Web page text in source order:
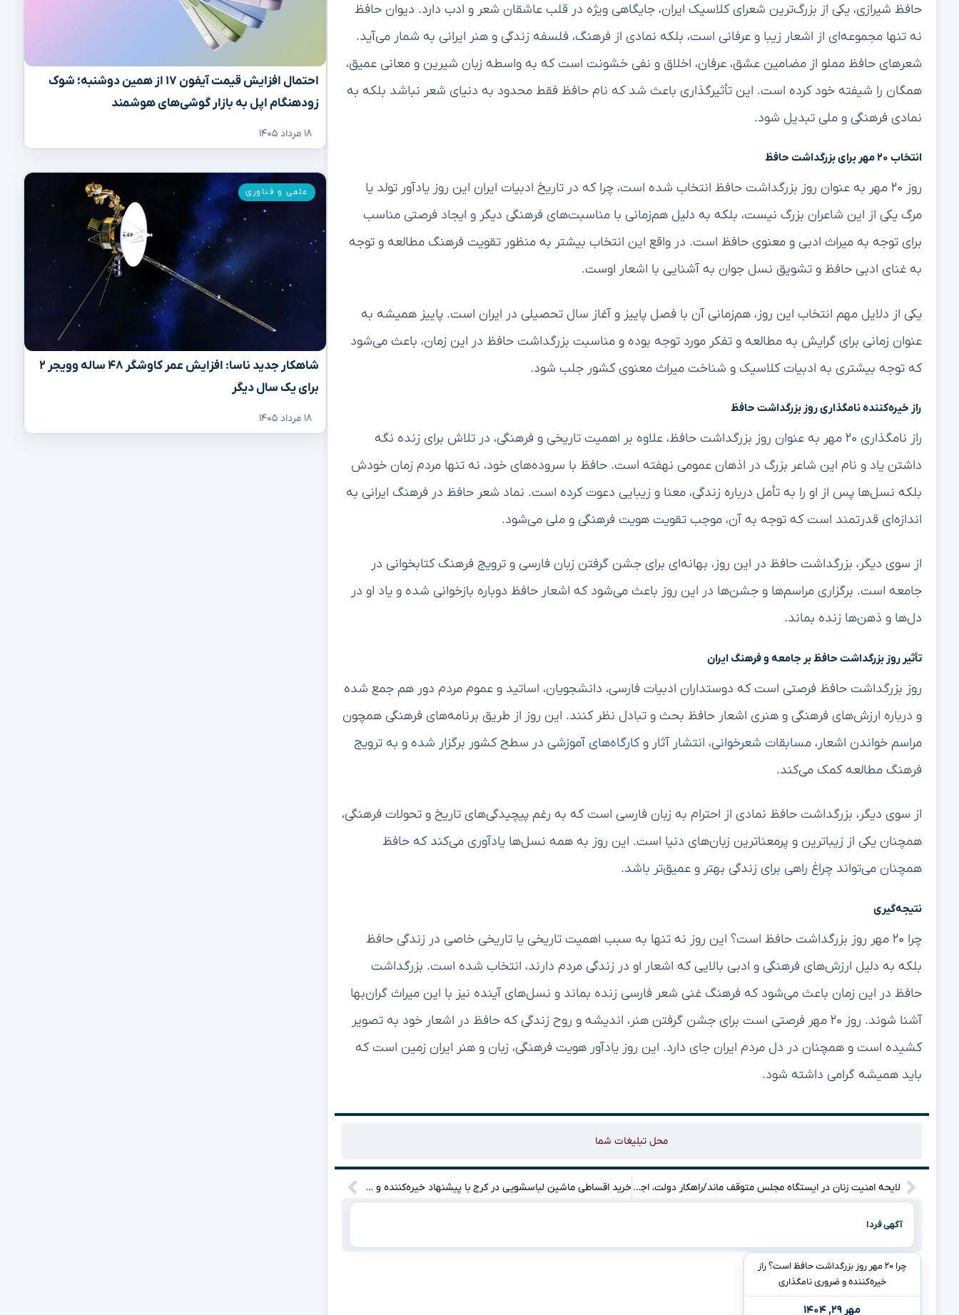
احتمال افزایش قیمت آیفون ۱۷ از همین دوشنبه؛ شوک
زودهنگام اپل به بازار گوشی‌های هوشمند
۱۸ مرداد ۱۴۰۵
شاهکار جدید ناسا: افزایش عمر کاوشگر ۴۸ ساله وویجر ۲
برای یک سال دیگر
۱۸ مرداد ۱۴۰۵
علمی و فناوری
حافظ شیرازی، یکی از بزرگ‌ترین شعرای کلاسیک ایران، جایگاهی ویژه در قلب عاشقان شعر و ادب دارد. دیوان حافظ
نه تنها مجموعه‌ای از اشعار زیبا و عرفانی است، بلکه نمادی از فرهنگ، فلسفه زندگی و هنر ایرانی به شمار می‌آید.
شعرهای حافظ مملو از مضامین عشق، عرفان، اخلاق و نفی خشونت است که به واسطه زبان شیرین و معانی عمیق،
همگان را شیفته خود کرده است. این تأثیرگذاری باعث شد که نام حافظ فقط محدود به دنیای شعر نباشد بلکه به
نمادی فرهنگی و ملی تبدیل شود.
انتخاب ۲۰ مهر برای بزرگداشت حافظ
روز ۲۰ مهر به عنوان روز بزرگداشت حافظ انتخاب شده است، چرا که در تاریخ ادبیات ایران این روز یادآور تولد یا
مرگ یکی از این شاعران بزرگ نیست، بلکه به دلیل هم‌زمانی با مناسبت‌های فرهنگی دیگر و ایجاد فرصتی مناسب
برای توجه به میراث ادبی و معنوی حافظ است. در واقع این انتخاب بیشتر به منظور تقویت فرهنگ مطالعه و توجه
به غنای ادبی حافظ و تشویق نسل جوان به آشنایی با اشعار اوست.
یکی از دلایل مهم انتخاب این روز، هم‌زمانی آن با فصل پاییز و آغاز سال تحصیلی در ایران است. پاییز همیشه به
عنوان زمانی برای گرایش به مطالعه و تفکر مورد توجه بوده و مناسبت بزرگداشت حافظ در این زمان، باعث می‌شود
که توجه بیشتری به ادبیات کلاسیک و شناخت میراث معنوی کشور جلب شود.
راز خیره‌کننده نامگذاری روز بزرگداشت حافظ
راز نامگذاری ۲۰ مهر به عنوان روز بزرگداشت حافظ، علاوه بر اهمیت تاریخی و فرهنگی، در تلاش برای زنده نگه
داشتن یاد و نام این شاعر بزرگ در اذهان عمومی نهفته است. حافظ با سروده‌های خود، نه تنها مردم زمان خودش
بلکه نسل‌ها پس از او را به تأمل درباره زندگی، معنا و زیبایی دعوت کرده است. نماد شعر حافظ در فرهنگ ایرانی به
اندازه‌ای قدرتمند است که توجه به آن، موجب تقویت هویت فرهنگی و ملی می‌شود.
از سوی دیگر، بزرگداشت حافظ در این روز، بهانه‌ای برای جشن گرفتن زبان فارسی و ترویج فرهنگ کتابخوانی در
جامعه است. برگزاری مراسم‌ها و جشن‌ها در این روز باعث می‌شود که اشعار حافظ دوباره بازخوانی شده و یاد او در
دل‌ها و ذهن‌ها زنده بماند.
تأثیر روز بزرگداشت حافظ بر جامعه و فرهنگ ایران
روز بزرگداشت حافظ فرصتی است که دوستداران ادبیات فارسی، دانشجویان، اساتید و عموم مردم دور هم جمع شده
و درباره ارزش‌های فرهنگی و هنری اشعار حافظ بحث و تبادل نظر کنند. این روز از طریق برنامه‌های فرهنگی همچون
مراسم خواندن اشعار، مسابقات شعرخوانی، انتشار آثار و کارگاه‌های آموزشی در سطح کشور برگزار شده و به ترویج
فرهنگ مطالعه کمک می‌کند.
از سوی دیگر، بزرگداشت حافظ نمادی از احترام به زبان فارسی است که به رغم پیچیدگی‌های تاریخ و تحولات فرهنگی،
همچنان یکی از زیباترین و پرمعناترین زبان‌های دنیا است. این روز به همه نسل‌ها یادآوری می‌کند که حافظ
همچنان می‌تواند چراغ راهی برای زندگی بهتر و عمیق‌تر باشد.
نتیجه‌گیری
چرا ۲۰ مهر روز بزرگداشت حافظ است؟ این روز نه تنها به سبب اهمیت تاریخی یا تاریخی خاصی در زندگی حافظ
بلکه به دلیل ارزش‌های فرهنگی و ادبی بالایی که اشعار او در زندگی مردم دارند، انتخاب شده است. بزرگداشت
حافظ در این زمان باعث می‌شود که فرهنگ غنی شعر فارسی زنده بماند و نسل‌های آینده نیز با این میراث گران‌بها
آشنا شوند. روز ۲۰ مهر فرصتی است برای جشن گرفتن هنر، اندیشه و روح زندگی که حافظ در اشعار خود به تصویر
کشیده است و همچنان در دل مردم ایران جای دارد. این روز یادآور هویت فرهنگی، زبان و هنر ایران زمین است که
باید همیشه گرامی داشته شود.
محل تبلیغات شما
لایحه امنیت زنان در ایستگاه مجلس متوقف ماند/راهکار دولت، اجرای ناقص با دستورالعمل داخلی خرید اقساطی ماشین لباسشویی در کرج با پیشنهاد خیره‌کننده و آسان
آگهی فردا
چرا ۲۰ مهر روز بزرگداشت حافظ است؟ راز
خیره‌کننده و ضروری نامگذاری
مهر ۲۹, ۱۴۰۴